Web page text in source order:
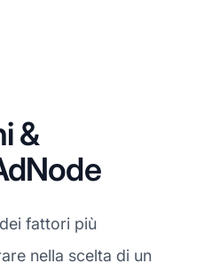
&
fattori più
nella scelta di un